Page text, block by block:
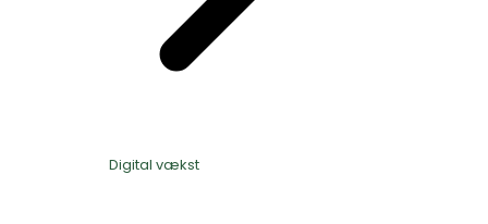
Digital vækst